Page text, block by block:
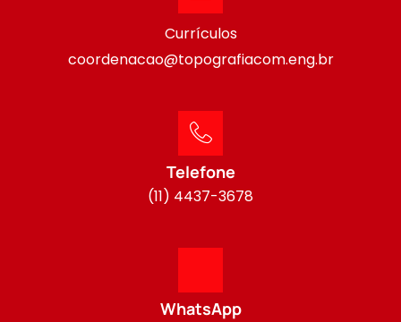
Currículos
coordenacao@topografiacom.eng.br
Telefone
(11) 4437-3678
WhatsApp